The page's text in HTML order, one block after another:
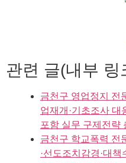
관련 글(내부 링
금천구 영업정지 전
업재개·기초조사 대
포함 실무 구제전략
금천구 학교폭력 전
·선도조치감경·대